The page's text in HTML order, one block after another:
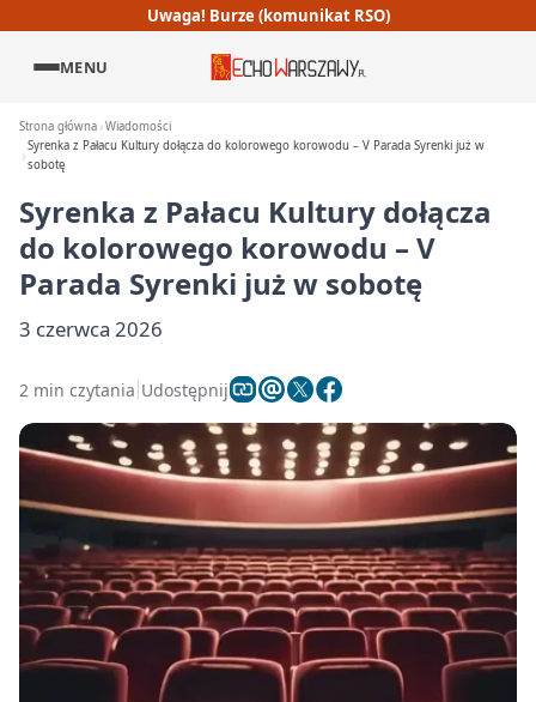
Uwaga! Burze (komunikat RSO)
MENU
Strona główna Wiadomości
Syrenka z Pałacu Kultury dołącza do kolorowego korowodu – V Parada Syrenki już w
sobotę
Syrenka z Pałacu Kultury dołącza
do kolorowego korowodu – V
Parada Syrenki już w sobotę
3 czerwca 2026
2 min czytania Udostępnij